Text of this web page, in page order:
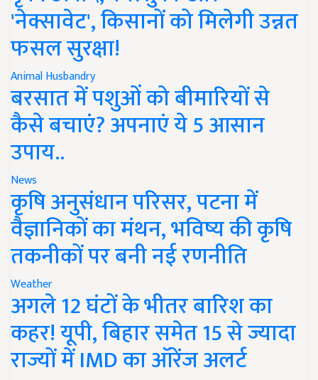
'नेक्सावेट', किसानों को मिलेगी उन्नत
फसल सुरक्षा!
Animal Husbandry
बरसात में पशुओं को बीमारियों से
कैसे बचाएं? अपनाएं ये 5 आसान
उपाय..
News
कृषि अनुसंधान परिसर, पटना में
वैज्ञानिकों का मंथन, भविष्य की कृषि
तकनीकों पर बनी नई रणनीति
Weather
अगले 12 घंटों के भीतर बारिश का
कहर! यूपी, बिहार समेत 15 से ज्यादा
राज्यों में IMD का ऑरेंज अलर्ट